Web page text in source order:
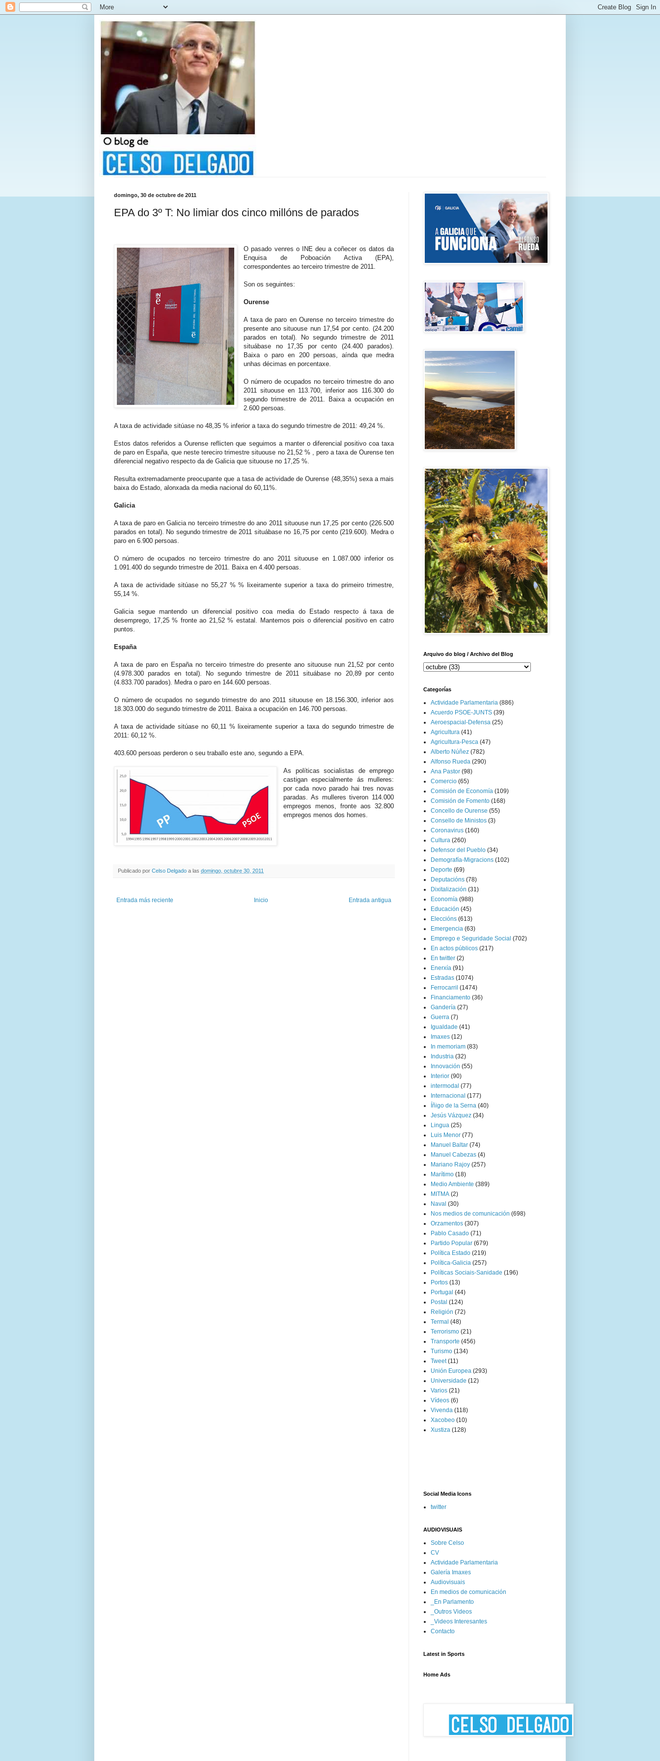
domingo, 30 de octubre de 2011
EPA do 3º T: No limiar dos cinco millóns de parados
O pasado venres o INE deu a coñecer os datos da
Enquisa de Poboación Activa (EPA),
correspondentes ao terceiro trimestre de 2011.
Son os seguintes:
Ourense
A taxa de paro en Ourense no terceiro trimestre do
presente ano situouse nun 17,54 por cento. (24.200
parados en total). No segundo trimestre de 2011
situábase no 17,35 por cento (24.400 parados).
Baixa o paro en 200 persoas, aínda que medra
unhas décimas en porcentaxe.
O número de ocupados no terceiro trimestre do ano
2011 situouse en 113.700, inferior aos 116.300 do
segundo trimestre de 2011. Baixa a ocupación en
2.600 persoas.
A taxa de actividade sitúase no 48,35 % inferior a taxa do segundo trimestre de 2011: 49,24 %.
Estos datos referidos a Ourense reflicten que seguimos a manter o diferencial positivo coa taxa
de paro en España, que neste tereciro trimestre situouse no 21,52 % , pero a taxa de Ourense ten
diferencial negativo respecto da de Galicia que situouse no 17,25 %.
Resulta extremadamente preocupante que a tasa de actividade de Ourense (48,35%) sexa a mais
baixa do Estado, alonxada da media nacional do 60,11%.
Galicia
A taxa de paro en Galicia no terceiro trimestre do ano 2011 situouse nun 17,25 por cento (226.500
parados en total). No segundo trimestre de 2011 situábase no 16,75 por cento (219.600). Medra o
paro en 6.900 persoas.
O número de ocupados no terceiro trimestre do ano 2011 situouse en 1.087.000 inferior os
1.091.400 do segundo trimestre de 2011. Baixa en 4.400 persoas.
A taxa de actividade sitúase no 55,27 % % lixeiramente superior a taxa do primeiro trimestre,
55,14 %.
Galicia segue mantendo un diferencial positivo coa media do Estado respecto á taxa de
desemprego, 17,25 % fronte ao 21,52 % estatal. Mantemos pois o diferencial positivo en catro
puntos.
España
A taxa de paro en España no terceiro trimestre do presente ano situouse nun 21,52 por cento
(4.978.300 parados en total). No segundo trimestre de 2011 situábase no 20,89 por cento
(4.833.700 parados). Medra o paro en 144.600 persoas.
O número de ocupados no segundo trimestre do ano 2011 situouse en 18.156.300, inferior aos
18.303.000 do segundo trimestre de 2011. Baixa a ocupación en 146.700 persoas.
A taxa de actividade sitúase no 60,11 % lixeiramente superior a taxa do segundo trimestre de
2011: 60,12 %.
403.600 persoas perderon o seu traballo este ano, segundo a EPA.
As políticas socialistas de emprego
castigan especialmente ás mulleres:
por cada novo parado hai tres novas
paradas. As mulleres tiveron 114.000
empregos menos, fronte aos 32.800
empregos menos dos homes.
Publicado por Celso Delgado a las domingo, octubre 30, 2011
Entrada más reciente Entrada antigua
Inicio
Arquivo do blog / Archivo del Blog
Categorías
Actividade Parlamentaria (886)
Acuerdo PSOE-JUNTS (39)
Aeroespacial-Defensa (25)
Agricultura (41)
Agricultura-Pesca (47)
Alberto Núñez (782)
Alfonso Rueda (290)
Ana Pastor (98)
Comercio (65)
Comisión de Economía (109)
Comisión de Fomento (168)
Concello de Ourense (55)
Consello de Ministos (3)
Coronavirus (160)
Cultura (260)
Defensor del Pueblo (34)
Demografía-Migracions (102)
Deporte (69)
Deputacións (78)
Dixitalización (31)
Economía (988)
Educación (45)
Eleccións (613)
Emergencia (63)
Emprego e Seguridade Social (702)
En actos públicos (217)
En twitter (2)
Enerxía (91)
Estradas (1074)
Ferrocarril (1474)
Financiamento (36)
Gandería (27)
Guerra (7)
Igualdade (41)
Imaxes (12)
In memoriam (83)
Industria (32)
Innovación (55)
Interior (90)
intermodal (77)
Internacional (177)
Íñigo de la Serna (40)
Jesús Vázquez (34)
Lingua (25)
Luis Menor (77)
Manuel Baltar (74)
Manuel Cabezas (4)
Mariano Rajoy (257)
Marítimo (18)
Medio Ambiente (389)
MITMA (2)
Naval (30)
Nos medios de comunicación (698)
Orzamentos (307)
Pablo Casado (71)
Partido Popular (679)
Política Estado (219)
Política-Galicia (257)
Políticas Sociais-Sanidade (196)
Portos (13)
Portugal (44)
Postal (124)
Religión (72)
Termal (48)
Terrorismo (21)
Transporte (456)
Turismo (134)
Tweet (11)
Unión Europea (293)
Universidade (12)
Varios (21)
Vídeos (6)
Vivenda (118)
Xacobeo (10)
Xustiza (128)
Social Media Icons
twitter
AUDIOVISUAIS
Sobre Celso
CV
Actividade Parlamentaria
Galería Imaxes
Audiovisuais
En medios de comunicación
_En Parlamento
_Outros Videos
_Videos Interesantes
Contacto
Latest in Sports
Home Ads